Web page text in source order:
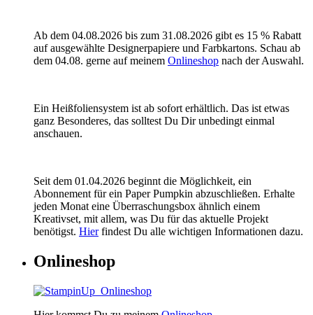
Ab dem 04.08.2026 bis zum 31.08.2026 gibt es 15 % Rabatt
auf ausgewählte Designerpapiere und Farbkartons. Schau ab
dem 04.08. gerne auf meinem Onlineshop nach der Auswahl.
Ein Heißfoliensystem ist ab sofort erhältlich. Das ist etwas
ganz Besonderes, das solltest Du Dir unbedingt einmal
anschauen.
Seit dem 01.04.2026 beginnt die Möglichkeit, ein
Abonnement für ein Paper Pumpkin abzuschließen. Erhalte
jeden Monat eine Überraschungsbox ähnlich einem
Kreativset, mit allem, was Du für das aktuelle Projekt
benötigst. Hierfindest Du alle wichtigen Informationen dazu.
Onlineshop